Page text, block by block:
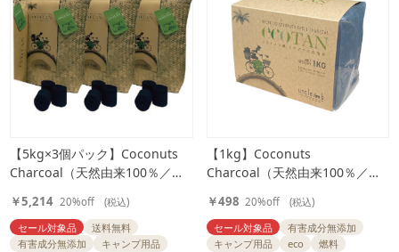
【5kg×3個パック】Coconuts
Charcoal（天然由来100％／ヤ
￥5,214 20%off
(税込)
セール対象品
送料無料
有害成分無添加
キャンプ用品
【1kg】Coconuts
Charcoal（天然由来100％／ヤ
￥498 20%off
(税込)
セール対象品
有害成分無添加
キャンプ用品
eco
燃料